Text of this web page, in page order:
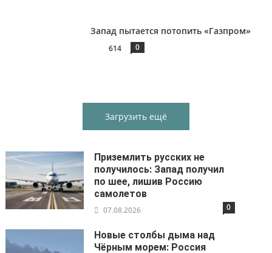
Запад пытается потопить «Газпром»
614 0
Загрузить ещё
Приземлить русских не
получилось: Запад получил
по шее, лишив Россию
самолетов
07.08.2026 0
Новые столбы дыма над
Чёрным морем: Россия